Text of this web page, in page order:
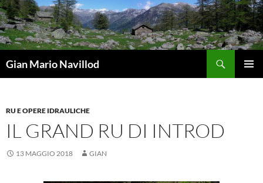
Vai
al
contenuto
Gian Mario Navillod
RU E OPERE IDRAULICHE
IL GRAND RU DI INTROD
13 MAGGIO 2018 GIAN